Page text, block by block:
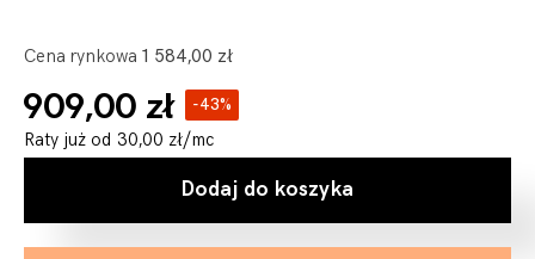
Cena rynkowa 1 584,00 zł
909,00 zł -43%
Raty już od 30,00 zł/mc
Dodaj do koszyka